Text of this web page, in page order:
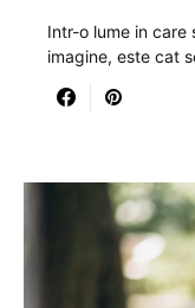
Intr-o lume in
imagine, este cat